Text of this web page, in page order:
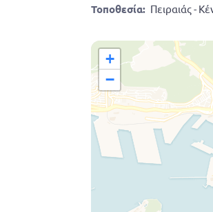
Τοποθεσία: Πειραιάς -
+
−